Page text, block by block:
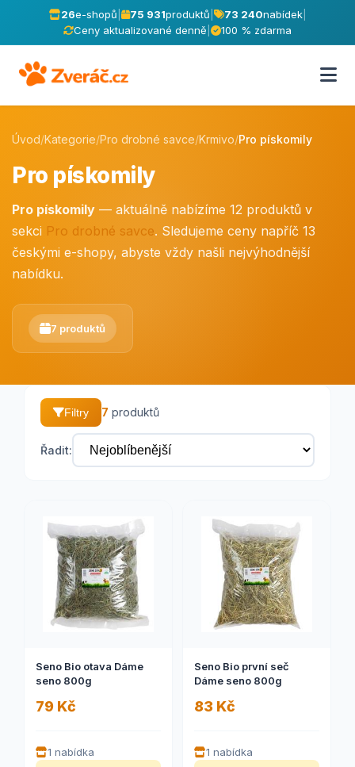
26e-shopů 75 931produktů 73 240nabídek|
Ceny aktualizované denně
100 % zdarma
Úvod/Kategorie/Pro drobné savce/Krmivo/Pro pískomily
Pro pískomily
Pro pískomily — aktuálně nabízíme 12 produktů v
sekci Pro drobné savce. Sledujeme ceny napříč 13
českými e-shopy, abyste vždy našli nejvýhodnější
nabídku.
7 produktů
Filtry 7 produktů
Řadit:
Seno Bio otava Dáme
seno 800g
79 Kč
1 nabídka
Seno Bio první seč
Dáme seno 800g
83 Kč
1 nabídka